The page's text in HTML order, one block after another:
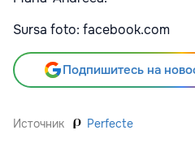
Sursa foto: facebook.com
Подпишитесь на
Источник Perfecte